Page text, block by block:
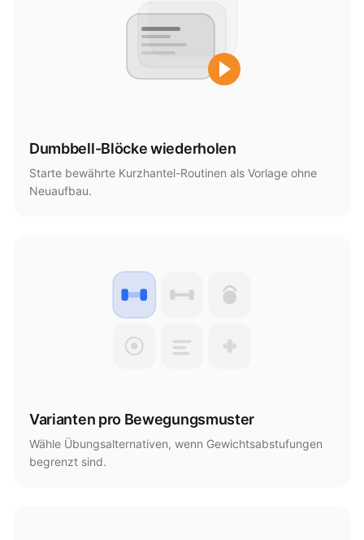
Dumbbell-Blöcke wiederholen
Starte bewährte Kurzhantel-Routinen als Vorlage ohne
Neuaufbau.
Varianten pro Bewegungsmuster
Wähle Übungsalternativen, wenn Gewichtsabstufungen
begrenzt sind.